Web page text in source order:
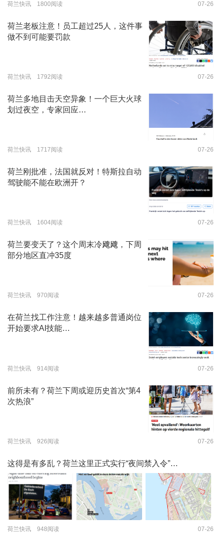
荷兰快讯 1800阅读 07-26
荷兰老板注意！员工超过25人，这件事
做不到可能要罚款
荷兰快讯 1792阅读 07-26
荷兰多地目击天空异象！一个巨大火球
划过夜空，专家回应…
荷兰快讯 1717阅读 07-26
荷兰刚批准，法国就反对！特斯拉自动
驾驶能不能在欧洲开？
荷兰快讯 1604阅读 07-26
荷兰要变天了？这个周末冷飕飕，下周
部分地区直冲35度
荷兰快讯 970阅读 07-26
在荷兰找工作注意！越来越多普通岗位
开始要求AI技能…
荷兰快讯 914阅读 07-26
前所未有？荷兰下周或迎历史首次“第4
次热浪”
荷兰快讯 926阅读 07-26
这得是有多乱？荷兰这里正式实行“夜间禁入令”…
荷兰快讯 948阅读 07-26